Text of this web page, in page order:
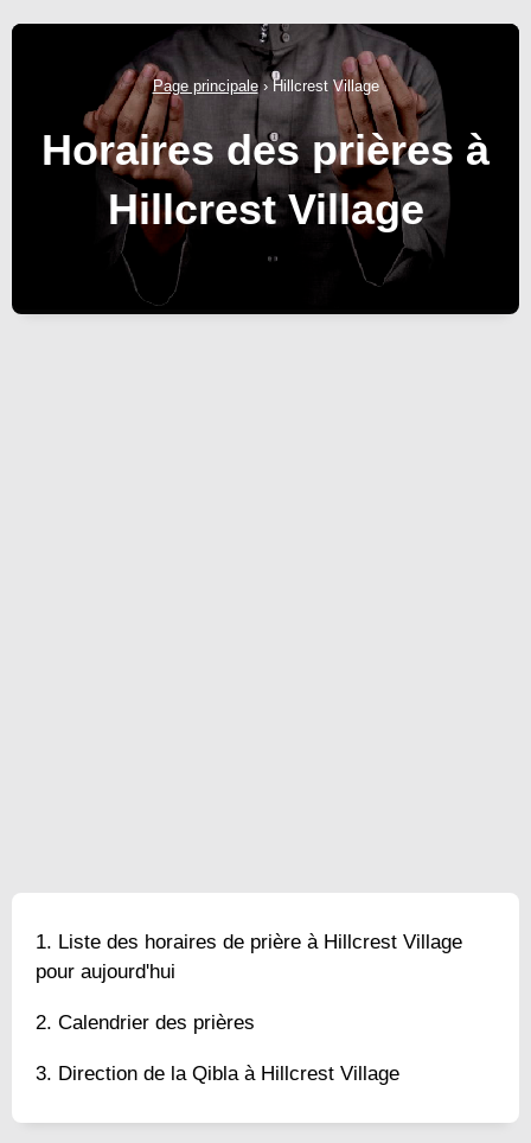
Page principale›Hillcrest Village
Horaires des prières à
Hillcrest Village
Liste des horaires de prière à Hillcrest Village
pour aujourd'hui
Calendrier des prières
Direction de la Qibla à Hillcrest Village